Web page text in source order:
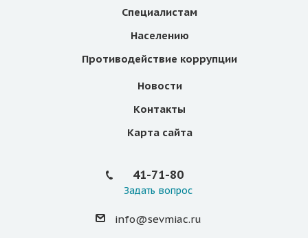
Специалистам
Населению
Противодействие коррупции
Новости
Контакты
Карта сайта
41-71-80
Задать вопрос
info@sevmiac.ru